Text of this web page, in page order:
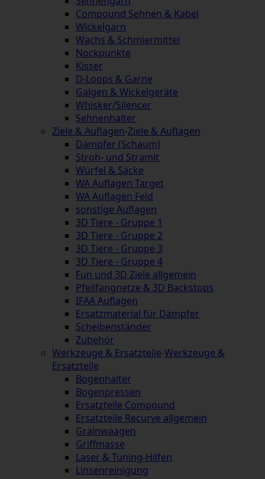
Compound Sehnen & Kabel
Wickelgarn
Wachs & Schmiermittel
Nockpunkte
Kisser
D-Loops & Garne
Galgen & Wickelgeräte
Whisker/Silencer
Sehnenhalter
Ziele & Auflagen-Ziele & Auflagen
Dämpfer (Schaum)
Stroh- und Stramit
Würfel & Säcke
WA Auflagen Target
WA Auflagen Feld
sonstige Auflagen
3D Tiere - Gruppe 1
3D Tiere - Gruppe 2
3D Tiere - Gruppe 3
3D Tiere - Gruppe 4
Fun und 3D Ziele allgemein
Pfeilfangnetze & 3D Backstops
IFAA Auflagen
Ersatzmaterial für Dämpfer
Scheibenständer
Zubehör
Werkzeuge & Ersatzteile-Werkzeuge &
Ersatzteile
Bogenhalter
Bogenpressen
Ersatzteile Compound
Ersatzteile Recurve allgemein
Grainwaagen
Griffmasse
Laser & Tuning-Hilfen
Linsenreinigung